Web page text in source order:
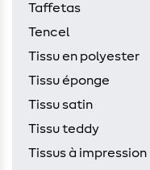
Taffetas
Tencel
Tissu en polyester
Tissu éponge
Tissu satin
Tissu teddy
Tissus à impression